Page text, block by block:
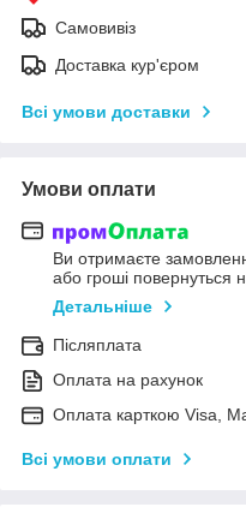
Самовивіз
Доставка кур'єром
Всі умови доставки
Умови оплати
Ви отримаєте
або гроші повернуться
Детальніше
Післяплата
Оплата на рахунок
Оплата карткою Visa,
Всі умови оплати